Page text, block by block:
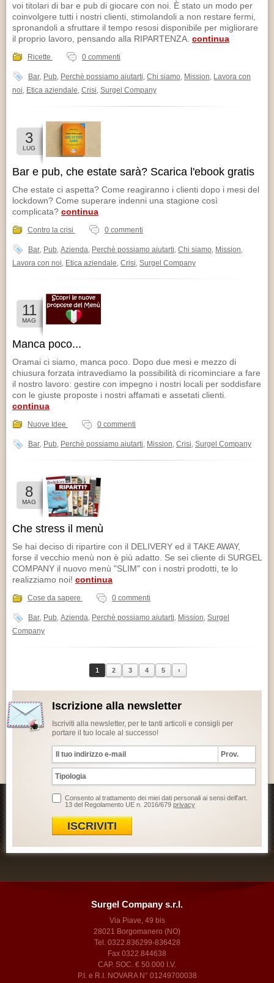
voi titolari di bar e pub di giocare con noi. È stato un modo per
coinvolgere tutti i nostri clienti, stimolandoli a non restare fermi,
spronandoli a sfruttare il tempo resosi disponibile per migliorare
il proprio lavoro, pensando alla RIPARTENZA. continua
Ricette 0 commenti
Bar Pub Perchè possiamo aiutarti Chi siamo Mission Lavora con
noi Etica aziendale Crisi Surgel Company
3
LUG
Bar e pub, che estate sarà? Scarica l'ebook gratis
Che estate ci aspetta? Come reagiranno i clienti dopo i mesi del
lockdown? Come superare indenni una stagione così
complicata? continua
Contro la crisi 0 commenti
Bar Pub Azienda Perchè possiamo aiutarti Chi siamo Mission
Lavora con noi Etica aziendale Crisi Surgel Company
11
MAG
Manca poco...
Oramai ci siamo, manca poco. Dopo due mesi e mezzo di
chiusura forzata intravediamo la possibilità di ricominciare a fare
il nostro lavoro: gestire con impegno i nostri locali per soddisfare
con le giuste proposte i nostri affamati e assetati clienti.
continua
Nuove Idee 0 commenti
Bar Pub Perchè possiamo aiutarti Mission Crisi Surgel Company
8
MAG
Che stress il menù
Se hai deciso di ripartire con il DELIVERY ed il TAKE AWAY,
forse il vecchio menù non è più adatto. Se sei cliente di SURGEL
COMPANY il nuovo menù "SLIM" con i nostri prodotti, te lo
realizziamo noi! continua
Cose da sapere 0 commenti
Bar, Pub, Azienda, Perchè possiamo aiutarti, Mission, Surgel
Company
1 2 3 4 5 ›
Iscrizione alla newsletter
Iscriviti alla newsletter, per te tanti articoli e consigli per
portare il tuo locale al successo!
Consento al trattamento dei miei dati personali ai sensi dell'art.
13 del Regolamento UE n. 2016/679 privacy
ISCRIVITI
Surgel Company s.r.l.
Via Piave, 49 bis
28021 Borgomanero (NO)
Tel. 0322.836299-836428
Fax 0322.844638
CAP. SOC. € 50.000 I.V.
P.I. e R.I. NOVARA N° 01249700038